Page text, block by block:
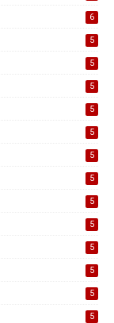
6
5
5
5
5
5
5
5
5
5
5
5
5
5